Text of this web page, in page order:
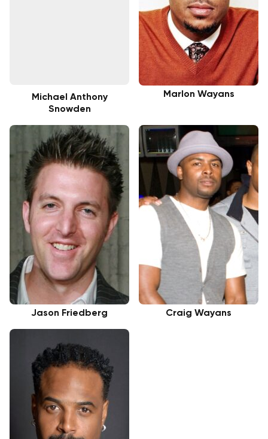
Michael Anthony
Snowden
Marlon Wayans
Jason Friedberg Craig Wayans